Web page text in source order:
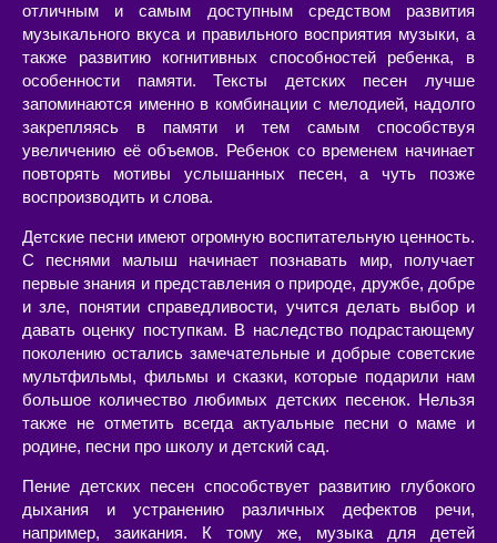
отличным и самым доступным средством развития
музыкального вкуса и правильного восприятия музыки, а
также развитию когнитивных способностей ребенка, в
особенности памяти. Тексты детских песен лучше
запоминаются именно в комбинации с мелодией, надолго
закрепляясь в памяти и тем самым способствуя
увеличению её объемов. Ребенок со временем начинает
повторять мотивы услышанных песен, а чуть позже
воспроизводить и слова.
Детские песни имеют огромную воспитательную ценность.
С песнями малыш начинает познавать мир, получает
первые знания и представления о природе, дружбе, добре
и зле, понятии справедливости, учится делать выбор и
давать оценку поступкам. В наследство подрастающему
поколению остались замечательные и добрые советские
мультфильмы, фильмы и сказки, которые подарили нам
большое количество любимых детских песенок. Нельзя
также не отметить всегда актуальные песни о маме и
родине, песни про школу и детский сад.
Пение детских песен способствует развитию глубокого
дыхания и устранению различных дефектов речи,
например, заикания. К тому же, музыка для детей